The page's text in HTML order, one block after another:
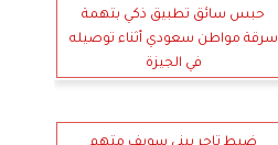
حبس سائق تطبيق ذكي بتهمة
سرقة مواطن سعودي أثناء توصيله
في الجيزة